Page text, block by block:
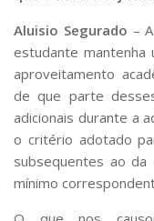
Aluisio Segurado –
estudante mantenha
aproveitamento
de que parte
adicionais durante a
o critério adotado
subsequentes ao da
mínimo